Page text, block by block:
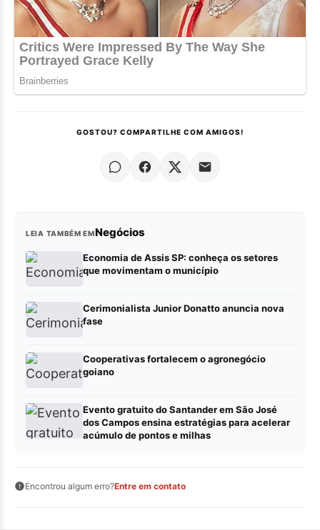
GOSTOU? COMPARTILHE COM AMIGOS!
LEIA TAMBÉM EMNegócios
Economia de Assis SP: conheça os setores
que movimentam o município
Cerimonialista Junior Donatto anuncia nova
fase
Cooperativas fortalecem o agronegócio
goiano
Evento gratuito do Santander em São José
dos Campos ensina estratégias para acelerar
acúmulo de pontos e milhas
Encontrou algum erro?Entre em contato